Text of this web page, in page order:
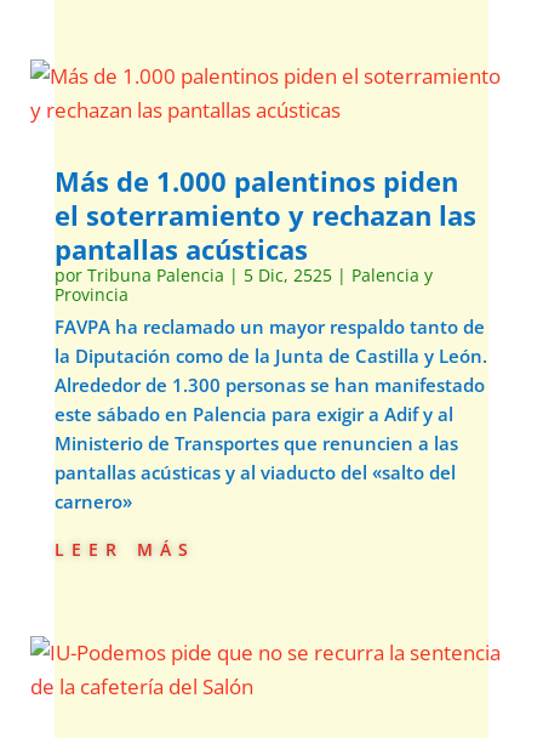
Más de 1.000 palentinos piden
el soterramiento y rechazan las
pantallas acústicas
por Tribuna Palencia | 5 Dic, 2525| Palencia y
Provincia
FAVPA ha reclamado un mayor respaldo tanto de
la Diputación como de la Junta de Castilla y León.
Alrededor de 1.300 personas se han manifestado
este sábado en Palencia para exigir a Adif y al
Ministerio de Transportes que renuncien a las
pantallas acústicas y al viaducto del «salto del
carnero»
leer más